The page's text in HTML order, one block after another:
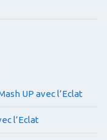
UP avec l’Eclat
l’Eclat